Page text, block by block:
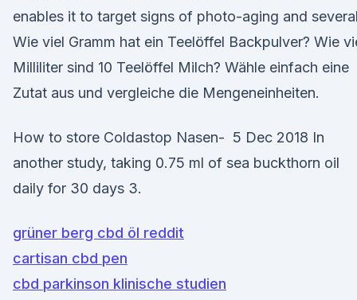
enables it to target signs of photo-aging and
Wie viel Gramm hat ein Teelöffel Backpulver? Wie
Milliliter sind 10 Teelöffel Milch? Wähle einfach eine
Zutat aus und vergleiche die Mengeneinheiten.
How to store Coldastop Nasen- 5 Dec 2018 In
another study, taking 0.75 ml of sea buckthorn oil
daily for 30 days 3.
grüner berg cbd öl reddit
cartisan cbd pen
cbd parkinson klinische studien